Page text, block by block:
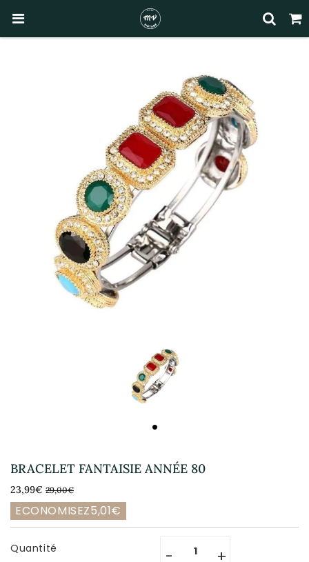
BRACELET FANTAISIE ANNÉE 80
23,99€ 29,00€
RÉGULIER
RÉDUIT
Unit
price
ECONOMISEZ5,01€
Quantité - +